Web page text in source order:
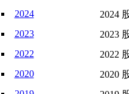
2024
2024
2023
2023
2022
2022
2020
2020